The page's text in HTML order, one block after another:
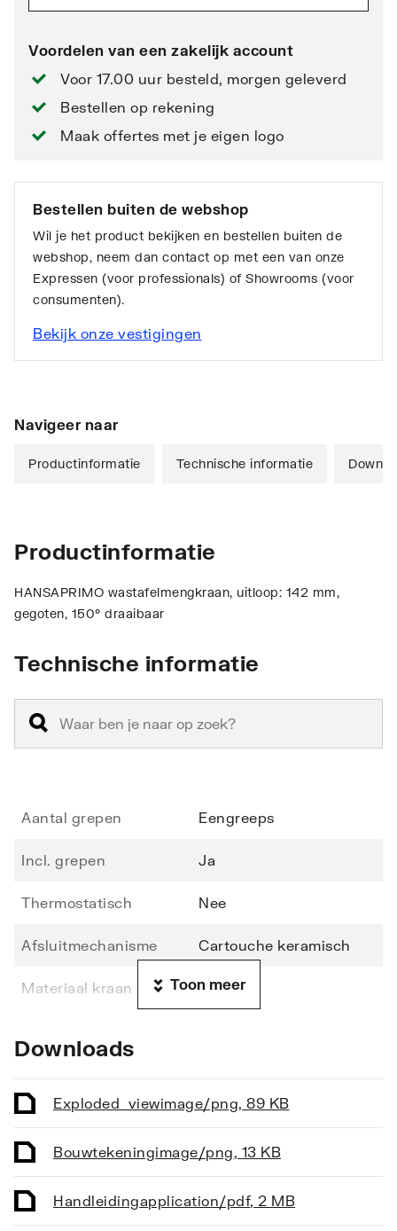
Voordelen van een zakelijk account
Voor 17.00 uur besteld, morgen geleverd
Bestellen op rekening
Maak offertes met je eigen logo
Bestellen buiten de webshop
Wil je het product bekijken en bestellen buiten de
webshop, neem dan contact op met een van onze
Expressen (voor professionals) of Showrooms (voor
consumenten).
Bekijk onze vestigingen
Navigeer naar
Productinformatie Technische informatie
Productinformatie
HANSAPRIMO wastafelmengkraan, uitloop: 142 mm,
gegoten, 150° draaibaar
Technische informatie
Aantal grepen Eengreeps
Incl. grepen Ja
Thermostatisch Nee
Afsluitmechanisme Cartouche keramisch
Materiaal kraan Messing
g
Oppervlaktebehandeling
Aantal kraangaten 1-gats
Basiskleur Chroom
Toon meer
Downloads
Exploded_viewimage/png 89 KB
Bouwtekeningimage/png 13 KB
Handleidingapplication/pdf, 2 MB